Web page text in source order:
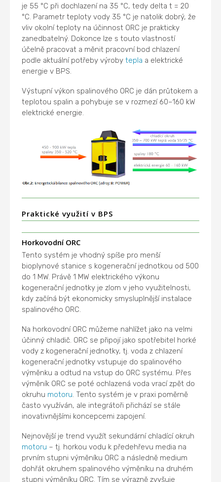
je 55 °C při dochlazení na 35 °C, tedy delta t = 20
°C. Parametr teploty vody 35 °C je natolik dobrý, že
vliv okolní teploty na účinnost ORC je prakticky
zanedbatelný. Dokonce lze s touto vlastností
účelně pracovat a měnit pracovní bod chlazení
podle aktuální potřeby výrobytepla a elektrické
energie v BPS.
Výstupní výkon spalinového ORC je dán průtokem a
teplotou spalin a pohybuje se v rozmezí 60–160 kW
elektrické energie.
Praktické využití v BPS
Horkovodní ORC
Tento systém je vhodný spíše pro menší
bioplynové stanice s kogenerační jednotkou od 500
do 1 MW. Právě 1 MW elektrického výkonu
kogenerační jednotky je zlom v jeho využitelnosti,
kdy začíná být ekonomicky smysluplnější instalace
spalinového ORC.
Na horkovodní ORC můžeme nahlížet jako na velmi
účinný chladič. ORC se připojí jako spotřebitel horké
vody z kogenerační jednotky, tj. voda z chlazení
kogenerační jednotky vstupuje do spalinového
výměnku a odtud na vstup do ORC systému. Přes
výměník ORC se poté ochlazená voda vrací zpět do
okruhu motoru. Tento systém je v praxi poměrně
často využíván, ale integrátoři přichází se stále
inovativnějšími koncepcemi zapojení.
Nejnovější je trend využít sekundární chladící okruh
motoru – tj. horkou vodu k předehřevu media na
prvním stupni výměníku ORC a následně medium
dohřát okruhem spalinového výměníku na druhém
stupni výměníku ORC. Tím se výrazně zvyšuje